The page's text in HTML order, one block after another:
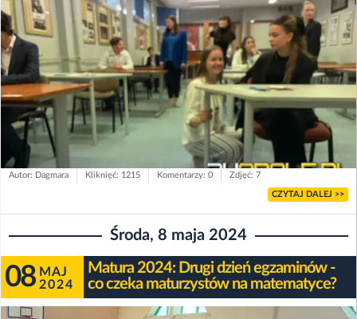
Autor: Dagmara Kliknięć: 1215 Komentarzy: 0 Zdjęć: 7
CZYTAJ DALEJ >>
Środa, 8 maja 2024
08 MAJ
2024
Matura 2024: Drugi dzień egzaminów -
co czeka maturzystów na matematyce?